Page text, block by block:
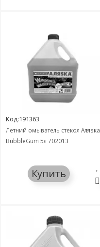
Код:191363
Летний омыватель стекол Аляsка
BubbleGum 5л 702013
Купить